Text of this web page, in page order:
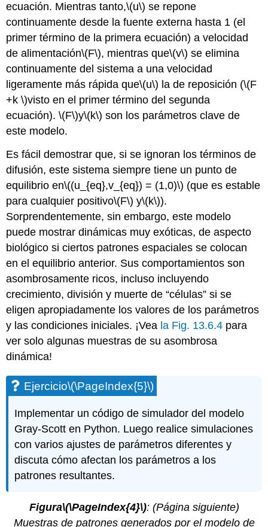
ecuación. Mientras tanto,\(u\) se repone
continuamente desde la fuente externa hasta 1 (el
primer término de la primera ecuación) a velocidad
de alimentación\(F\), mientras que\(v\) se elimina
continuamente del sistema a una velocidad
ligeramente más rápida que\(u\) la de reposición (\(F
+k \)visto en el primer término del segunda
ecuación).\(F\)y\(k\) son los parámetros clave de
este modelo.
Es fácil demostrar que, si se ignoran los términos de
difusión, este sistema siempre tiene un punto de
equilibrio en\((u_{eq},v_{eq}) = (1,0)\) (que es estable
para cualquier positivo\(F\) y\(k\)).
Sorprendentemente, sin embargo, este modelo
puede mostrar dinámicas muy exóticas, de aspecto
biológico si ciertos patrones espaciales se colocan
en el equilibrio anterior. Sus comportamientos son
asombrosamente ricos, incluso incluyendo
crecimiento, división y muerte de “células” si se
eligen apropiadamente los valores de los parámetros
y las condiciones iniciales. ¡Vea la Fig. 13.6.4 para
ver solo algunas muestras de su asombrosa
dinámica!
Ejercicio\(\PageIndex{5}\)
Implementar un código de simulador del modelo
Gray-Scott en Python. Luego realice simulaciones
con varios ajustes de parámetros diferentes y
discuta cómo afectan los parámetros a los
patrones resultantes.
Figura\(\PageIndex{4}\): (Página siguiente)
Muestras de patrones generados por el modelo de